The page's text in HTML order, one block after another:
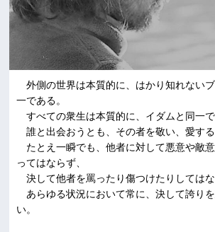
外側の世界は本質的に、はかり知れない
一である。
すべての衆生は本質的に、イダムと同一で
誰と出会おうとも、その者を敬い、愛する
たとえ一瞬でも、他者に対して悪意や敵
ってはならず、
決して他者を罵ったり傷つけたりしてはな
あらゆる状況において常に、決して誇り
い。